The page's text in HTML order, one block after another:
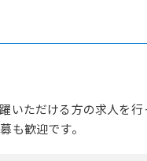
いただける方の求人を
も歓迎です。